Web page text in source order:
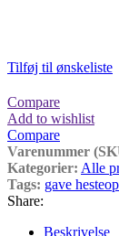
Tilføj til ønskeliste
Compare
Add to wishlist
Compare
Varenummer
Kategorier: Alle
Tags: gave
Share:
Beskrivelse